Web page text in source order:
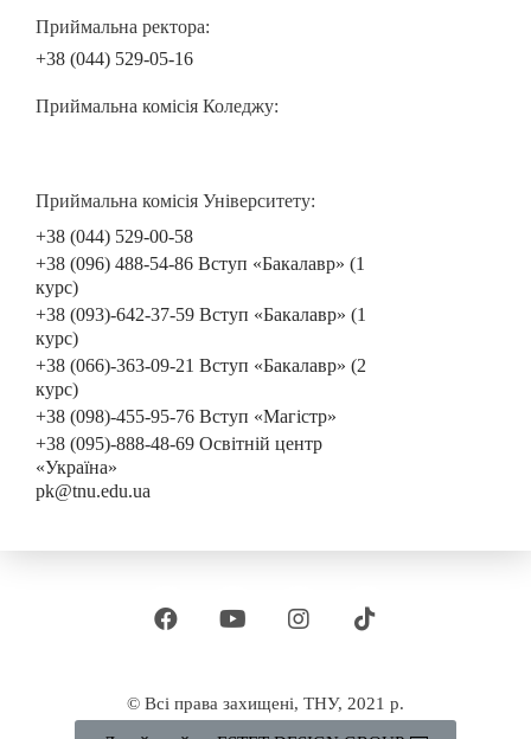
Приймальна ректора:
+38 (044) 529-05-16
Приймальна комісія Коледжу:
Приймальна комісія Університету:
+38 (044) 529-00-58
+38 (096) 488-54-86 Вступ «Бакалавр» (1
курс)
+38 (093)-642-37-59 Вступ «Бакалавр» (1
курс)
+38 (066)-363-09-21 Вступ «Бакалавр» (2
курс)
+38 (098)-455-95-76 Вступ «Магістр»
+38 (095)-888-48-69 Освітній центр
«Україна»
pk@tnu.edu.ua
© Всі права захищені, ТНУ, 2021 р.